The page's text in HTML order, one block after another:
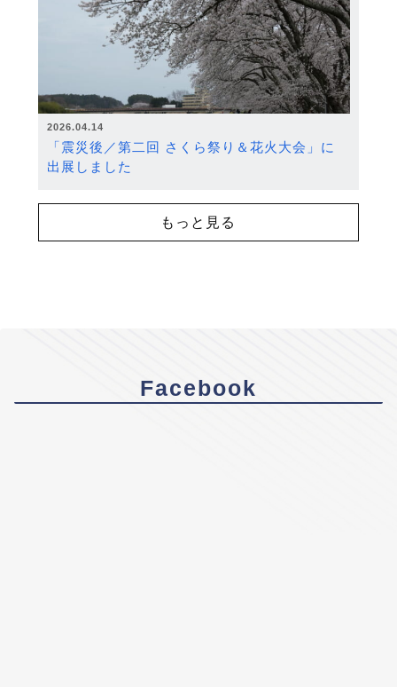
2026.04.14
「震災後／第二回 さくら祭り＆花火大会」に
出展しました
もっと見る
Facebook